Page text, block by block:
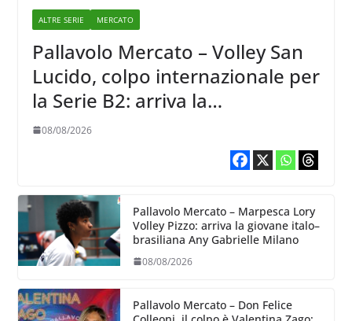
ALTRE SERIE MERCATO
Pallavolo Mercato – Volley San
Lucido, colpo internazionale per
la Serie B2: arriva la
schiacciatrice lettone Kristine
08/08/2026
Pallavolo Mercato – Marpesca Lory
Volley Pizzo: arriva la giovane italo–
brasiliana Any Gabrielle Milano
08/08/2026
Pallavolo Mercato – Don Felice